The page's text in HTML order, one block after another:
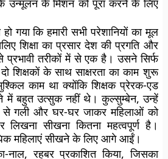
उन्मूलन के मिशन को पूरा करने के लिए
गया कि हमारी सभी परेशानियों का मूल
शिक्षा का प्रसार देश की प्रगति और
प्रभावी तरीकों में से एक है। उसने सिर्फ
के साथ साक्षरता का काम शुरू
काम था क्योंकि शिक्षक प्रेरक-एड
में बहुत उत्सुक नहीं थे। कुल्सुम्बेन, उन्हें
से गली और घर-घर जाकर महिलाओं को
सीखना कितना महत्वपूर्ण है।
महिलाएं सीखने के लिए आगे आईं।
नाल, रहबर प्रकाशित किया, जिसका